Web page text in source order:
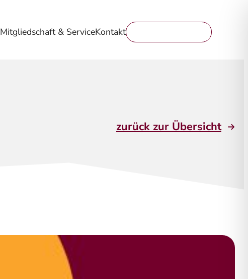
Mitgliedschaft & ServiceKontakt
zurück zur Übersicht